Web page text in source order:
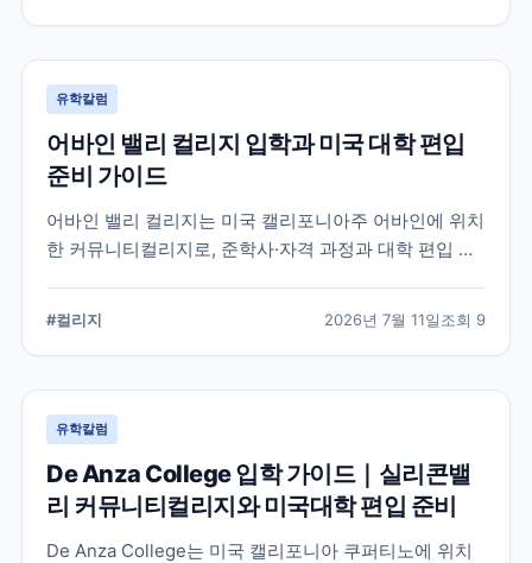
유학칼럼
어바인 밸리 컬리지 입학과 미국 대학 편입
준비 가이드
어바인 밸리 컬리지는 미국 캘리포니아주 어바인에 위치
한 커뮤니티컬리지로, 준학사·자격 과정과 대학 편입 준
#컬리지 2026년 7월 11일조회 9
유학칼럼
De Anza College 입학 가이드｜실리콘밸
리 커뮤니티컬리지와 미국대학 편입 준비
De Anza College는 미국 캘리포니아 쿠퍼티노에 위치